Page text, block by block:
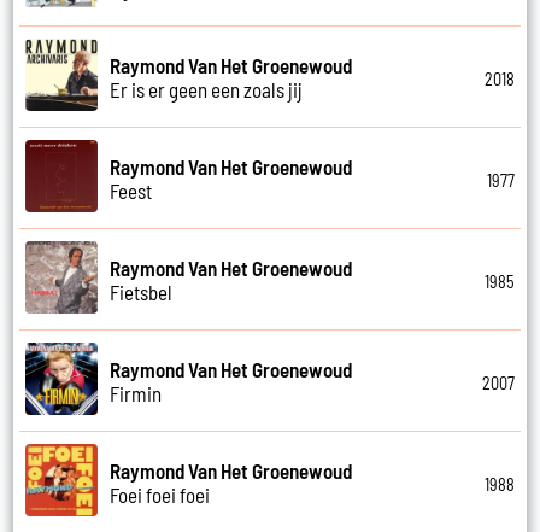
Raymond Van Het Groenewoud
Er is er geen een zoals jij
2018
Raymond Van Het Groenewoud
Feest
1977
Raymond Van Het Groenewoud
Fietsbel
1985
Raymond Van Het Groenewoud
Firmin
2007
Raymond Van Het Groenewoud
Foei foei foei
1988